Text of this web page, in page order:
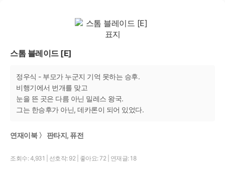
스톰 블레이드 [E]
정우식 - 부모가 누군지 기억 못하는 승후.
비행기에서 번개를 맞고
눈을 뜬 곳은 다름 아닌 밀레스 왕국.
그는 한승후가 아닌, 데카론이 되어 있었다.
연재이북 〉 판타지, 퓨전
조회수: 4,931 선호작: 92 좋아요: 72 연재글: 18